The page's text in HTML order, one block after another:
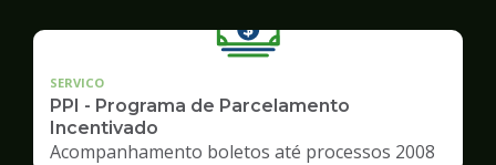
SERVICO
PPI - Programa de Parcelamento
Incentivado
Acompanhamento boletos até processos 2008